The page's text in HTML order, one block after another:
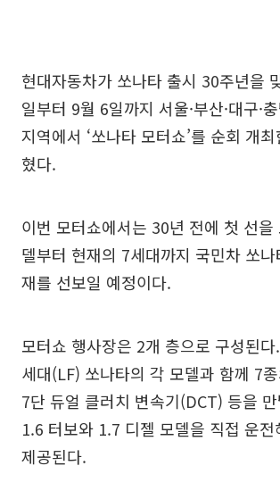
현대자동차가 쏘나타 출시 30주년을
일부터 9월 6일까지 서울·부산·대구·
지역에서 ‘쏘나타 모터쇼’를 순회 개
혔다.
이번 모터쇼에서는 30년 전에 첫 선을
델부터 현재의 7세대까지 국민차 쏘
재를 선보일 예정이다.
모터쇼 행사장은 2개 층으로 구성된
세대(LF) 쏘나타의 각 모델과 함께 7
7단 듀얼 클러치 변속기(DCT) 등을
1.6 터보와 1.7 디젤 모델을 직접 운전
제공된다.